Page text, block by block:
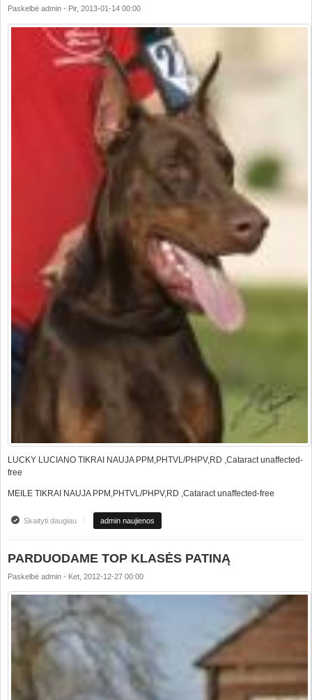
Paskelbė admin - Pir, 2013-01-14 00:00
LUCKY LUCIANO TIKRAI NAUJA PPM,PHTVL/PHPV,RD ,Cataract unaffected-
free
MEILE TIKRAI NAUJA PPM,PHTVL/PHPV,RD ,Cataract unaffected-free
Skaityti daugiauapie HEALTH RESULTS!!!
admin naujienos
PARDUODAME TOP KLASĖS PATINĄ
Paskelbė admin - Ket, 2012-12-27 00:00